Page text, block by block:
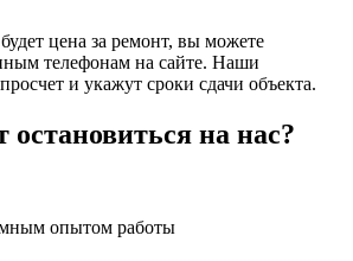
цена за ремонт, вы можете
телефонам на сайте. Наши
и укажут сроки сдачи объекта.
остановиться на нас?
опытом работы